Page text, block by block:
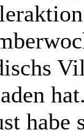
habe